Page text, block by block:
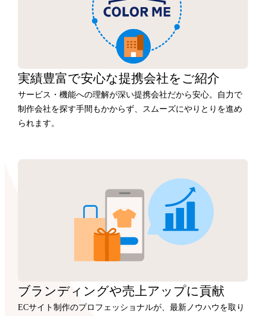
実績豊富で安心な提携会社を ご紹介
サービス・機能への理解が深い提携会社だから安心。自力で
制作会社を探す手間もかからず、スムーズにやりとりを進め
られます。
ブランディングや売上アップに貢献
ECサイト制作のプロフェッショナルが、最新ノウハウを取り